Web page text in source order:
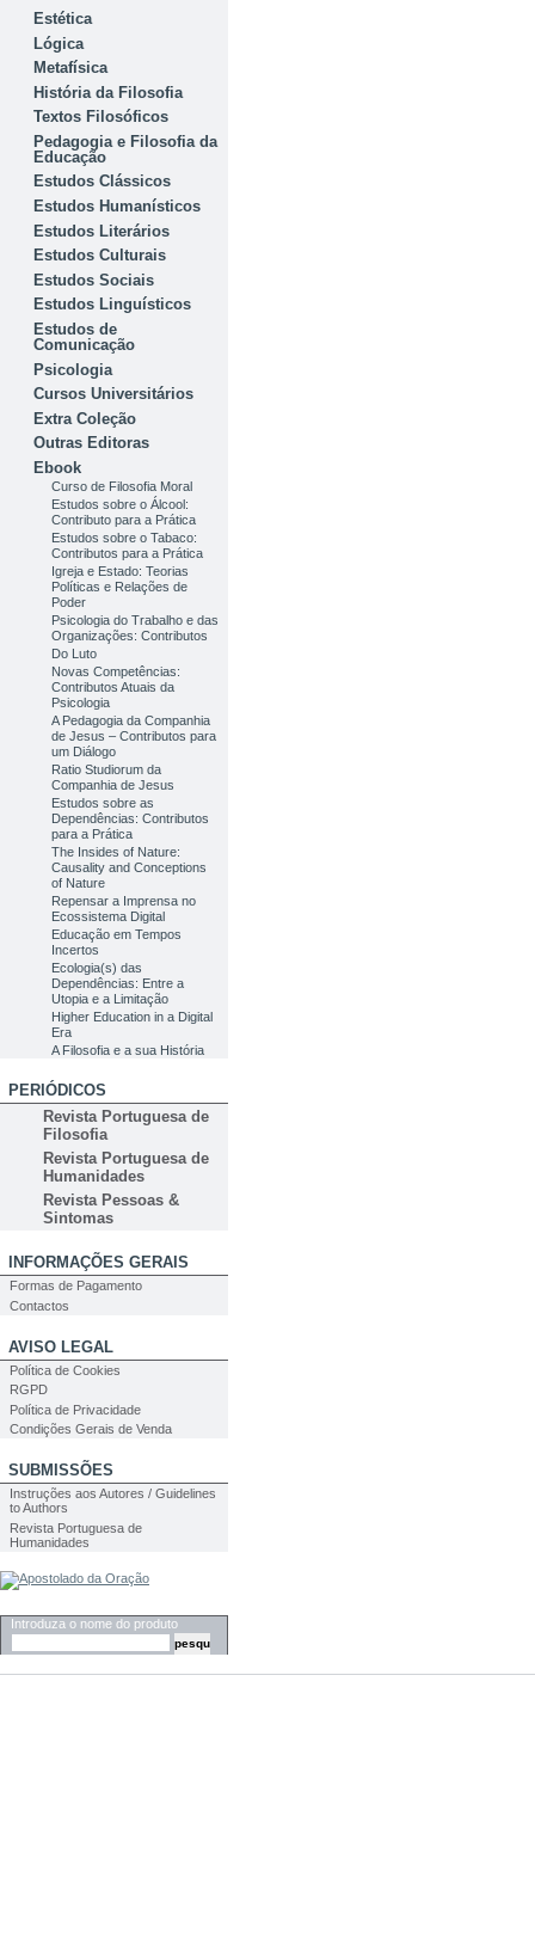
Estética
Lógica
Metafísica
História da Filosofia
Textos Filosóficos
Pedagogia e Filosofia da
Educação
Estudos Clássicos
Estudos Humanísticos
Estudos Literários
Estudos Culturais
Estudos Sociais
Estudos Linguísticos
Estudos de
Comunicação
Psicologia
Cursos Universitários
Extra Coleção
Outras Editoras
Ebook
Curso de Filosofia Moral
Estudos sobre o Álcool:
Contributo para a Prática
Estudos sobre o Tabaco:
Contributos para a Prática
Igreja e Estado: Teorias
Políticas e Relações de
Poder
Psicologia do Trabalho e das
Organizações: Contributos
Do Luto
Novas Competências:
Contributos Atuais da
Psicologia
A Pedagogia da Companhia
de Jesus – Contributos para
um Diálogo
Ratio Studiorum da
Companhia de Jesus
Estudos sobre as
Dependências: Contributos
para a Prática
The Insides of Nature:
Causality and Conceptions
of Nature
Repensar a Imprensa no
Ecossistema Digital
Educação em Tempos
Incertos
Ecologia(s) das
Dependências: Entre a
Utopia e a Limitação
Higher Education in a Digital
Era
A Filosofia e a sua História
PERIÓDICOS
Revista Portuguesa de
Filosofia
Revista Portuguesa de
Humanidades
Revista Pessoas &
Sintomas
INFORMAÇÕES GERAIS
Formas de Pagamento
Contactos
AVISO LEGAL
Política de Cookies
RGPD
Política de Privacidade
Condições Gerais de Venda
SUBMISSÕES
Instruções aos Autores / Guidelines
to Authors
Revista Portuguesa de
Humanidades
Introduza o nome do produto